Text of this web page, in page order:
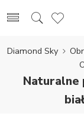
Diamond Sky
Naturalne